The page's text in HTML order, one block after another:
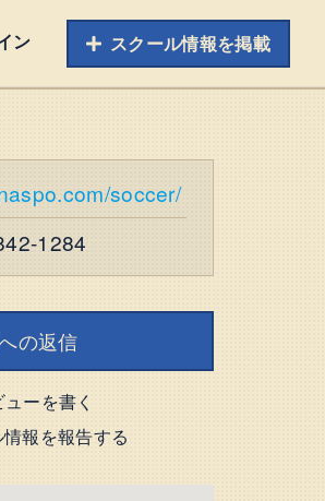
ン スクール情報を掲載
soccer/
1284
の返信
ューを書く
報を報告する